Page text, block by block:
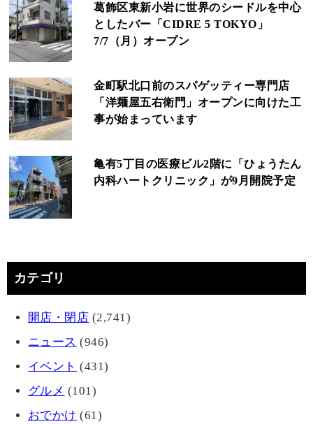
葛飾区東新小岩に世界のシードルを中心
としたバー「CIDRE 5 TOKYO」
7/7（月）オープン
金町駅北口前のスパゲッティー専門店
「洋麺屋五右衛門」オープンに向けた工
事が始まっています
亀有5丁目の医療ビル2階に「ひょうたん
内科ハートクリニック」が9月開院予定
カテゴリ
開店・閉店 (2,741)
ニュース (946)
イベント (431)
グルメ (101)
おでかけ (61)